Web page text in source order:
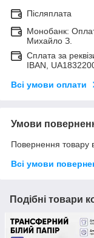
Післяплата
Монобанк:
Михайло З.
Сплата за
IBAN,
Всі умови оплати
Умови
Повернення товару
Всі умови
Подібні товари